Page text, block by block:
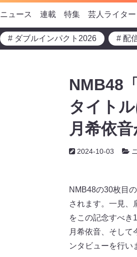
ニュース 連載 特集 芸人ライタ
# ダブルインパクト2026 # 配
NMB48
タイト
月希依
2024-10-03
NMB48の30枚目
されます。一見、
をこの記念すべ
月希依音、そして
ンタビューを行い